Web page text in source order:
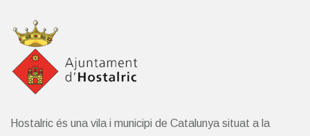
Hostalric és una vila i municipi de Catalunya situat a la